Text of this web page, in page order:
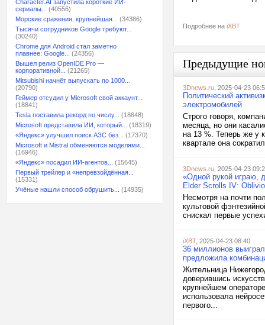
Character.AI запустила короткие ИИ-
сериалы...
(40556)
Морские сражения, крупнейшая...
(34386)
Тысячи сотрудников Google требуют...
(30240)
Chrome для Android стал заметно
плавнее: Google...
(24356)
Вышел релиз OpenIDE Pro —
корпоративной...
(21265)
Mitsubishi начнёт выпускать по 1000...
(20790)
Геймер отсудил у Microsoft свой аккаунт...
(18841)
Tesla поставила рекорд по числу...
(18648)
Microsoft представила ИИ, который...
(18319)
«Яндекс» улучшил поиск АЗС без...
(17370)
Microsoft и Mistral обменяются моделями...
(16946)
«Яндекс» посадил ИИ-агентов...
(15645)
Первый трейлер и «непревзойдённая...
(15331)
Учёные нашли способ обрушить...
(14935)
Подробнее на iXBT
Предыдущие
3Dnews.ru , 2025-04-23
Политический
электромобилей
Строго говоря,
месяца, но они
на 13 %. Теперь же у
квартале она
3Dnews.ru , 2025-04-23
«Одной рукой играю,
Elder Scrolls IV:
Несмотря на почти
культовой
снискал первые
iXBT, 2025-04-23 08:40
36 миллионов
предложила
Жительница
доверившись
крупнейшем
использовала
первого...